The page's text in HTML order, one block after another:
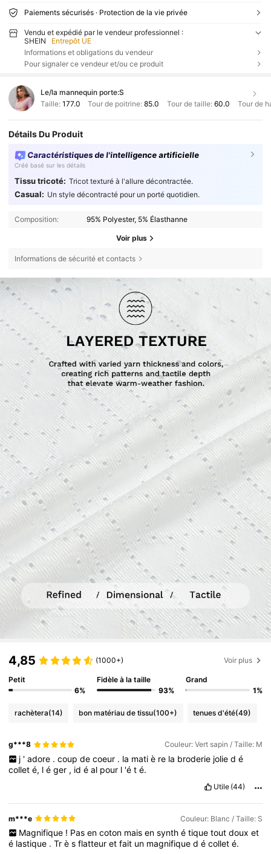
Paiements sécurisés · Protection de la vie privée
Vendu et expédié par le vendeur professionnel :
SHEIN
Entrepôt UE
Informations et obligations du vendeur
Pour signaler ce vendeur et/ou ce produit
Le/la mannequin porte:S
Taille: 177.0 Tour de poitrine:85.0 Tour de taille: 60.0 Tour de
Détails Du Produit
Caractéristiques de l'intelligence artificielle
Créé basé sur les détails
Tissu tricoté: Tricot texturé à l'allure décontractée.
Casual: Un style décontracté pour un porté quotidien.
Composition: 95% Polyester, 5% Élasthanne
Voir plus
Informations de sécurité et contacts
4,85 (1000+) Voir plus
Petit
6%
Fidèle à la taille
93%
Grand
1%
rachètera(14) bon matériau de tissu(100+) tenues d'été(49)
g***8 Couleur: Vert sapin / Taille: M
j ' adore . coup de coeur . la mati è re la broderie jolie d é
colleté, léger , idéal pour l 'été.
Utile (44)
m***e Couleur: Blanc / Taille: S
Magnifique ! Pas en coton mais en synth é tique tout doux et
é lastique .Trèsflatteuretfait un magnifiquedécolleté.